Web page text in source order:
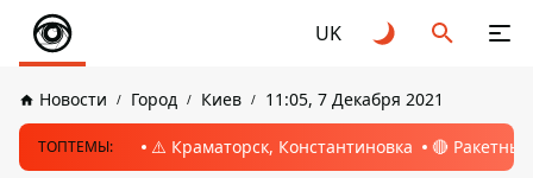
UK
Новости Город Киев 11:05, 7 Декабря 2021
ТОПТЕМЫ: ⚠️ Краматорск, Константиновка 🔴